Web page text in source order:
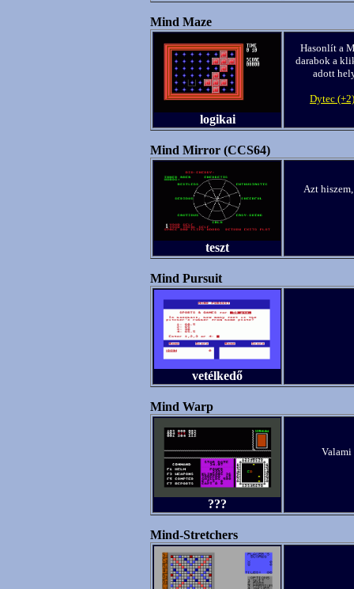
Mind Maze
logikai
Hasonlít a
darabok a
adott
Dytec (+2)
Mind Mirror (CCS64)
teszt
Azt
Mind Pursuit
vetélkedő
Mind Warp
???
Valami
Mind-Stretchers